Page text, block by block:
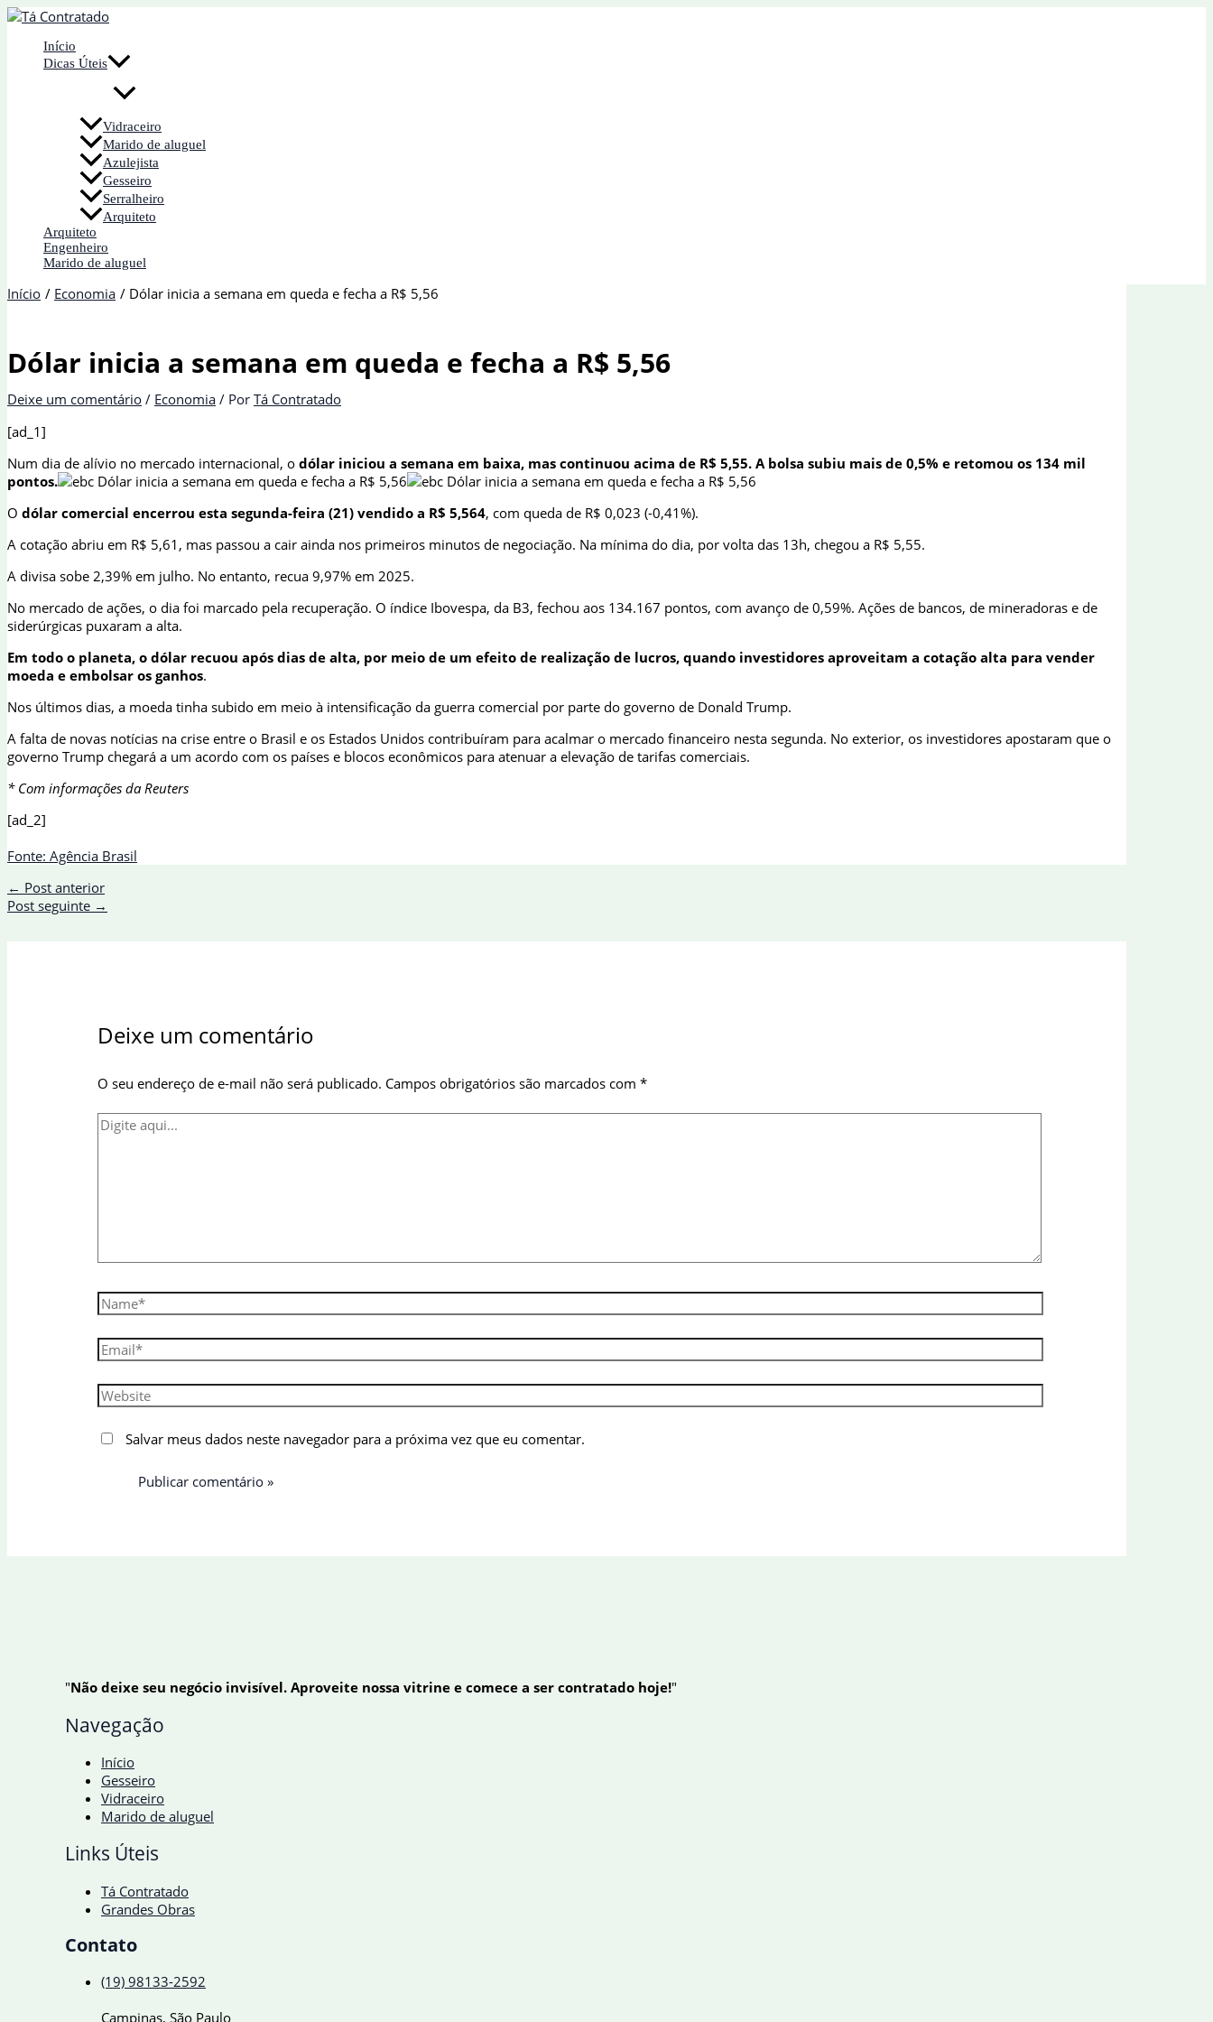
Ir
conteúdo
Início
Dicas Úteis
Vidraceiro
Marido de aluguel
Azulejista
Gesseiro
Serralheiro
Arquiteto
Arquiteto
Engenheiro
Marido de aluguel
Início Economia Dólar inicia a semana em queda e fecha a R$ 5,56
Dólar inicia a semana em queda e fecha a R$ 5,56
Deixe um comentário / Economia / Por Tá Contratado
[ad_1]
Num dia de alívio no mercado internacional, o dólar iniciou a semana em baixa, mas continuou acima de R$ 5,55. A bolsa subiu mais de 0,5% e retomou os 134 mil
pontos.
O dólar comercial encerrou esta segunda-feira (21) vendido a R$ 5,564, com queda de R$ 0,023 (-0,41%).
A cotação abriu em R$ 5,61, mas passou a cair ainda nos primeiros minutos de negociação. Na mínima do dia, por volta das 13h, chegou a R$ 5,55.
A divisa sobe 2,39% em julho. No entanto, recua 9,97% em 2025.
No mercado de ações, o dia foi marcado pela recuperação. O índice Ibovespa, da B3, fechou aos 134.167 pontos, com avanço de 0,59%. Ações de bancos, de mineradoras e de
siderúrgicas puxaram a alta.
Em todo o planeta, o dólar recuou após dias de alta, por meio de um efeito de realização de lucros, quando investidores aproveitam a cotação alta para vender
moeda e embolsar os ganhos.
Nos últimos dias, a moeda tinha subido em meio à intensificação da guerra comercial por parte do governo de Donald Trump.
A falta de novas notícias na crise entre o Brasil e os Estados Unidos contribuíram para acalmar o mercado financeiro nesta segunda. No exterior, os investidores apostaram que o
governo Trump chegará a um acordo com os países e blocos econômicos para atenuar a elevação de tarifas comerciais.
* Com informações da Reuters
[ad_2]
Fonte: Agência Brasil
← Post anterior
Post seguinte →
Deixe um comentário
O seu endereço de e-mail não será publicado. Campos obrigatórios são marcados com*
Digite
aqui...
Name*
Email*
Website
Salvar meus dados neste navegador para a próxima vez que eu comentar.
"Não deixe seu negócio invisível. Aproveite nossa vitrine e comece a ser contratado hoje!"
Navegação
Início
Gesseiro
Vidraceiro
Marido de aluguel
Links Úteis
Tá Contratado
Grandes Obras
Contato
(19) 98133-2592
Campinas, São Paulo